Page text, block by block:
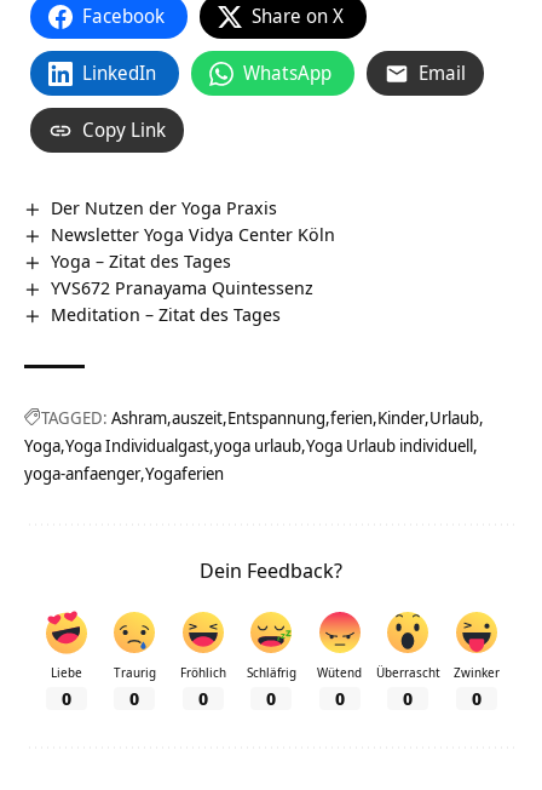
Facebook Share on X
LinkedIn WhatsApp Email
Copy Link
Der Nutzen der Yoga Praxis
Newsletter Yoga Vidya Center Köln
Yoga – Zitat des Tages
YVS672 Pranayama Quintessenz
Meditation – Zitat des Tages
TAGGED: Ashram auszeit Entspannung ferien Kinder Urlaub
Yoga Yoga Individualgast yoga urlaub Yoga Urlaub individuell
yoga-anfaenger Yogaferien
Dein Feedback?
Liebe
0
Traurig
0
Fröhlich
0
Schläfrig
0
Wütend
0
Überrascht
0
Zwinker
0